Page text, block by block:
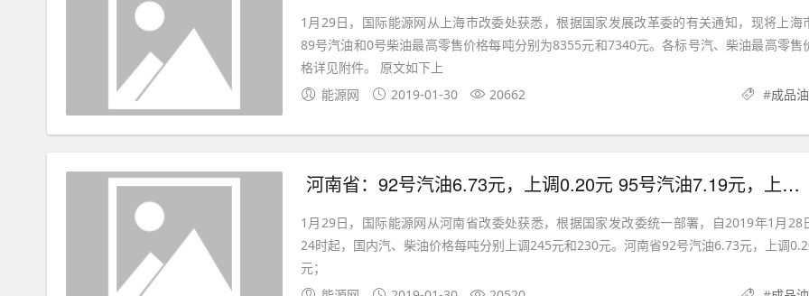
1月29日，国际能源网从上海市改委处获悉，根据国家发展改革委的有关通知，现将上海
89号汽油和0号柴油最高零售价格每吨分别为8355元和7340元。各标号汽、柴油最高零售
格详见附件。 原文如下上
能源网
2019-01-30 20662 #成品油
河南省：92号汽油6.73元，上调0.20元 95号汽油7.19元，上调0.21元
1月29日，国际能源网从河南省改委处获悉，根据国家发改委统一部署，自2019年1月28
24时起，国内汽、柴油价格每吨分别上调245元和230元。河南省92号汽油6.73元，上调
元；